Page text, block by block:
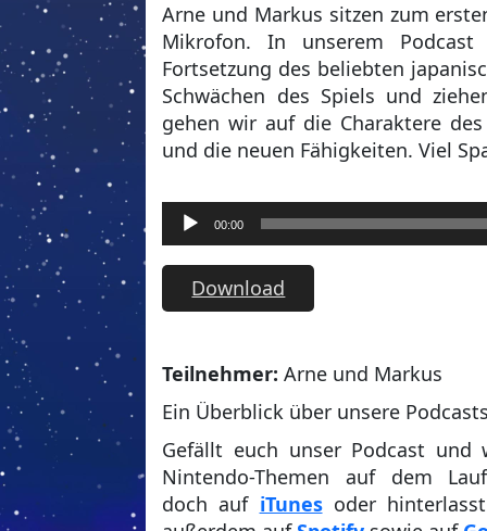
Arne und Markus sitzen zum
Mikrofon. In unserem
Fortsetzung des beliebten
Schwächen des Spiels und
gehen wir auf die Charaktere
und die neuen Fähigkeiten. Viel
Audio-
Player
00:00
Download
Teilnehmer:Arne und Markus
Ein Überblick über unsere
Gefällt euch unser Podcast
Nintendo-Themen auf dem
doch auf iTunesoder hinterlasst